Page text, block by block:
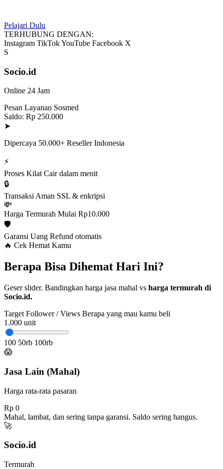
Pelajari Dulu
TERHUBUNG DENGAN:
Instagram TikTokYouTube Facebook X
S
Socio.id
Online 24 Jam
Pesan Layanan Sosmed
Saldo: Rp 250.000
➤
Dipercaya 50.000+ Reseller Indonesia
⚡
Proses Kilat Cair dalam menit
🔒
Transaksi Aman SSL & enkripsi
💸
Harga Termurah Mulai Rp10.000
🛡️
Garansi Uang Refund otomatis
🔥 Cek Hemat Kamu
Berapa Bisa Dihemat Hari Ini?
Geser slider. Bandingkan harga jasa mahal vs harga termurah di
Socio.id.
Target Follower / Views Berapa yang mau kamu beli
1.000 unit
100 50rb 100rb
😱
Jasa Lain (Mahal)
Harga rata-rata pasaran
Rp 0
Mahal, lambat, dan sering tanpa garansi. Saldo sering hangus.
🚀
Socio.id
Termurah